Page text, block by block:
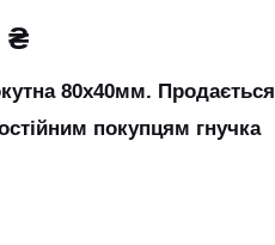
₴
80х40мм. Продається
покупцям гнучка